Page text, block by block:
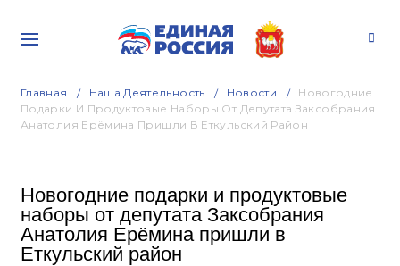
Главная Наша Деятельность Новости
Новогодние
Подарки И Продуктовые Наборы От Депутата Заксобрания
Анатолия Ерёмина Пришли В Еткульский Район
Новогодние подарки и продуктовые
наборы от депутата Заксобрания
Анатолия Ерёмина пришли в
Еткульский район